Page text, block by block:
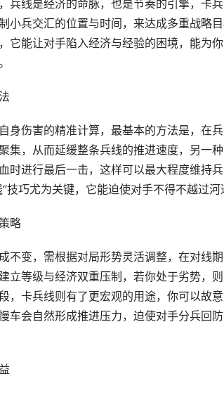
兵线是经济的命脉，也是节奏的引擎，卡
小兵交汇的位置与时间，来达成多重战略
它能让对手陷入经济与经验的困境，能为
身伤害的精准计算，最基本的方法是，在
集，从而延缓整条兵线的推进速度，另一
时进行最后一击，这样可以最大程度维持
技巧尤为关键，它能迫使对手不得不越过
略
不变，需根据对局形势灵活调整，在对线
立等级与经济双重压制，若你处于劣势，
，卡兵线则有了更宏观的用途，你可以故
车会自然形成推进压力，迫使对手分兵回